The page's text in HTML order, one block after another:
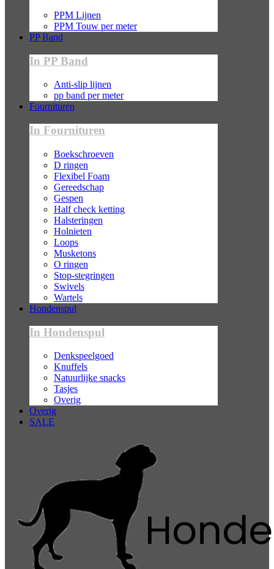
PPM Lijnen
PPM Touw per meter
PP Band
In PP Band
Anti-slip lijnen
pp band per meter
Fournituren
In Fournituren
Boekschroeven
D ringen
Flexibel Foam
Gereedschap
Gespen
Half check ketting
Halsteringen
Holnieten
Loops
Musketons
O ringen
Stop-stegringen
Swivels
Wartels
Hondenspul
In Hondenspul
Denkspeelgoed
Knuffels
Natuurlijke snacks
Tasjes
Overig
Overig
SALE